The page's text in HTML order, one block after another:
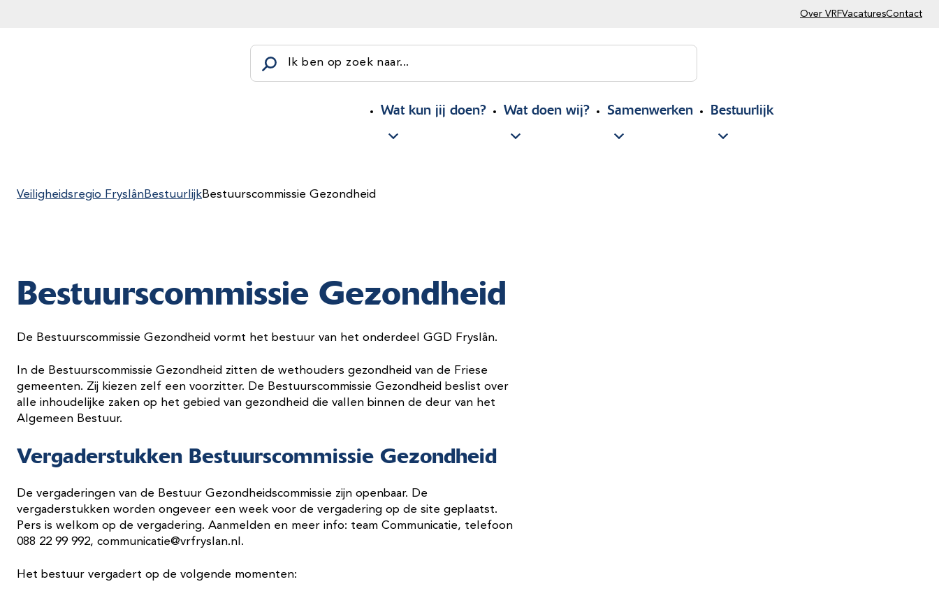
Wat kun jij doen? Wat doen wij? Samenwerken Bestuurlijk
Over VRFVacaturesContact
Ik ben op zoek naar...
Veiligheidsregio FryslânBestuurlijkBestuurscommissie Gezondheid
Bestuurscommissie Gezondheid
De Bestuurscommissie Gezondheid vormt het bestuur van het onderdeel GGD Fryslân.
In de Bestuurscommissie Gezondheid zitten de wethouders gezondheid van de Friese
gemeenten. Zij kiezen zelf een voorzitter. De Bestuurscommissie Gezondheid beslist over
alle inhoudelijke zaken op het gebied van gezondheid die vallen binnen de deur van het
Algemeen Bestuur.
Vergaderstukken Bestuurscommissie Gezondheid
De vergaderingen van de Bestuur Gezondheidscommissie zijn openbaar. De
vergaderstukken worden ongeveer een week voor de vergadering op de site geplaatst.
Pers is welkom op de vergadering. Aanmelden en meer info: team Communicatie, telefoon
088 22 99 992, communicatie@vrfryslan.nl.
Het bestuur vergadert op de volgende momenten: